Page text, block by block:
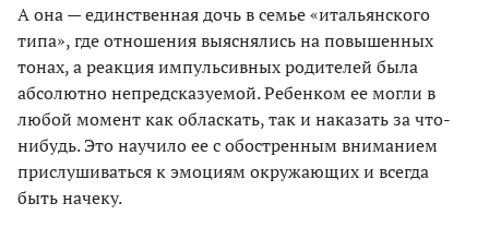
А она — единственная дочь в семье «итальянского
типа», где отношения выяснялись на повышенных
тонах, а реакция импульсивных родителей была
абсолютно непредсказуемой. Ребенком ее могли в
любой момент как обласкать, так и наказать за что-
нибудь. Это научило ее с обостренным вниманием
прислушиваться к эмоциям окружающих и всегда
быть начеку.